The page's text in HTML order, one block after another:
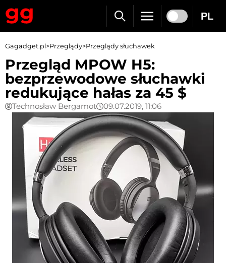
PL
Gagadget.pl>Przeglądy>Przeglądy słuchawek
Przegląd MPOW H5:
bezprzewodowe słuchawki
redukujące hałas za 45 $
Technosław Bergamot 09.07.2019, 11:06